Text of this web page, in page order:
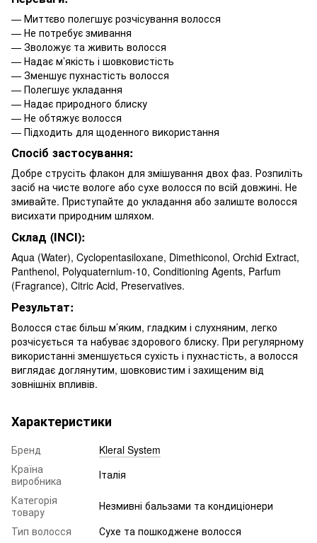
— Миттєво полегшує розчісування волосся
— Не потребує змивання
— Зволожує та живить волосся
— Надає м’якість і шовковистість
— Зменшує пухнастість волосся
— Полегшує укладання
— Надає природного блиску
— Не обтяжує волосся
— Підходить для щоденного використання
Спосіб застосування:
Добре струсіть флакон для змішування двох фаз. Розпиліть
засіб на чисте вологе або сухе волосся по всій довжині. Не
змивайте. Приступайте до укладання або залиште волосся
висихати природним шляхом.
Склад (INCI):
Aqua (Water), Cyclopentasiloxane, Dimethiconol, Orchid Extract,
Panthenol, Polyquaternium-10, Conditioning Agents, Parfum
(Fragrance), Citric Acid, Preservatives.
Результат:
Волосся стає більш м’яким, гладким і слухняним, легко
розчісується та набуває здорового блиску. При регулярному
використанні зменшується сухість і пухнастість, а волосся
виглядає доглянутим, шовковистим і захищеним від
зовнішніх впливів.
Характеристики
Бренд
Kleral System
Країна
виробника
Італія
Категорія
товару
Незмивні бальзами та кондиціонери
Тип волосся
Сухе та пошкоджене волосся